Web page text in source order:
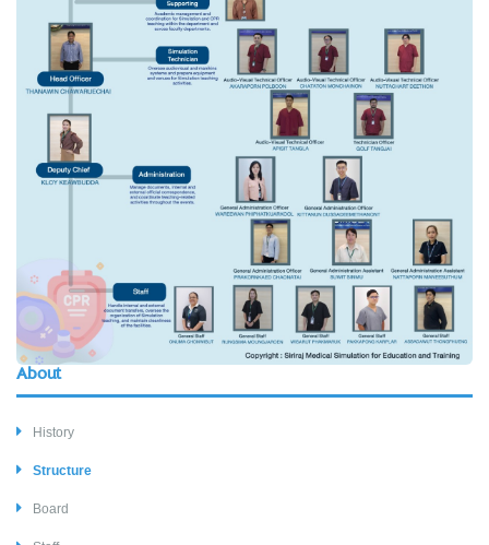
About
History
Structure
Board